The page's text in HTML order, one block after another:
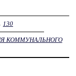
130
КОММУНАЛЬНОГО